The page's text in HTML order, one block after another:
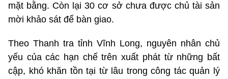
mặt bằng. Còn lại 30 cơ sở chưa được chủ tài sản
mời khảo sát để bàn giao.
Theo Thanh tra tỉnh Vĩnh Long, nguyên nhân chủ
yếu của các hạn chế trên xuất phát từ những bất
cập, khó khăn tồn tại từ lâu trong công tác quản lý